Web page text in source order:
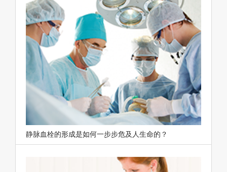
静脉血栓的形成是如何一步步危及人生命的？